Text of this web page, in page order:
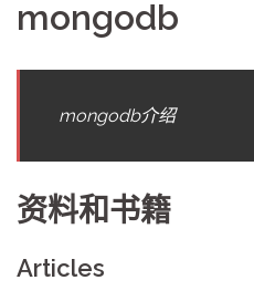
mongodb
mongodb介绍
资料和书籍
Articles